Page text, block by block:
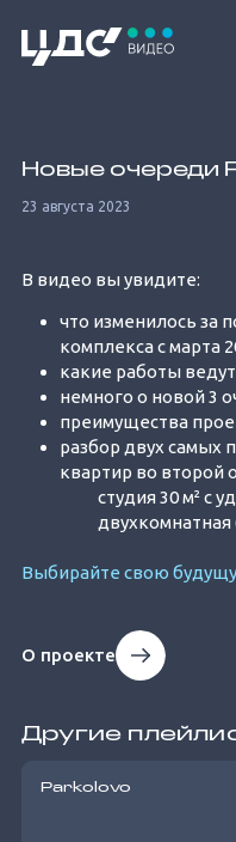
10.99%
Новые очереди
23 августа 2023
В видео вы увидите:
что изменилось за
комплекса с марта
какие работы
немного о новой 3
преимущества
разбор двух самых
квартир во второй
студия 30 м² с
двухкомнатная
Выбирайте свою
О проекте
Другие
Parkolovo